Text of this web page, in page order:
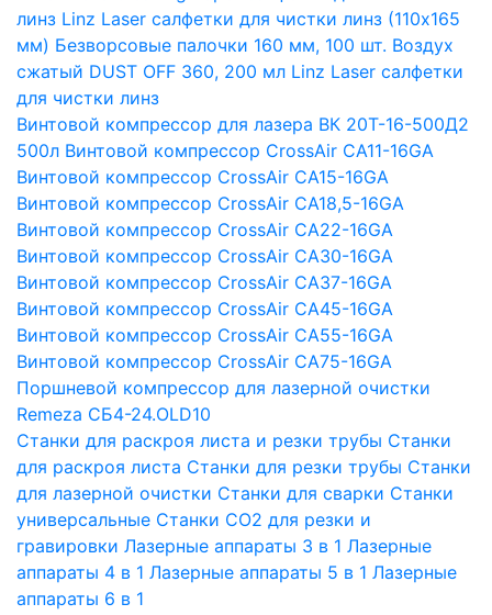
линз Linz Laser салфетки для чистки линз (110х165
мм) Безворсовые палочки 160 мм, 100 шт. Воздух
сжатый DUST OFF 360, 200 мл Linz Laser салфетки
для чистки линз
Винтовой компрессор для лазера ВК 20Т-16-500Д2
500л Винтовой компрессор CrossAir CA11-16GA
Винтовой компрессор CrossAir CA15-16GA
Винтовой компрессор CrossAir CA18,5-16GA
Винтовой компрессор CrossAir CA22-16GA
Винтовой компрессор CrossAir CA30-16GA
Винтовой компрессор CrossAir CA37-16GA
Винтовой компрессор CrossAir CA45-16GA
Винтовой компрессор CrossAir CA55-16GA
Винтовой компрессор CrossAir CA75-16GA
Поршневой компрессор для лазерной очистки
Remeza СБ4-24.OLD10
Станки для раскроя листа и резки трубы Станки
для раскроя листа Станки для резки трубы Станки
для лазерной очистки Станки для сварки Станки
универсальные Станки СО2 для резки и
гравировки Лазерные аппараты 3 в 1 Лазерные
аппараты 4 в 1 Лазерные аппараты 5 в 1 Лазерные
аппараты 6 в 1